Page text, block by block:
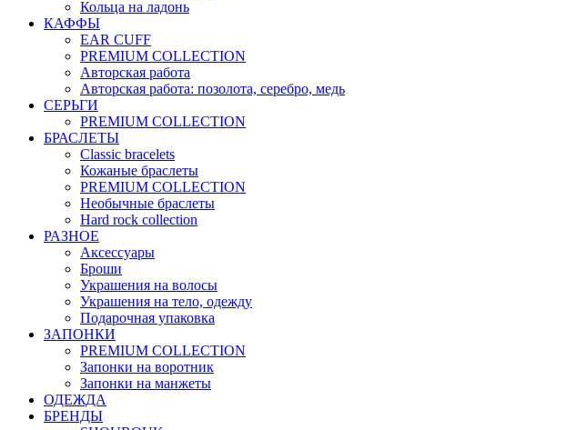
Кольца на ладонь
КАФФЫ
EAR CUFF
PREMIUM COLLECTION
Авторская работа
Авторская работа: позолота, серебро, медь
СЕРЬГИ
PREMIUM COLLECTION
БРАСЛЕТЫ
Classic bracelets
Кожаные браслеты
PREMIUM COLLECTION
Необычные браслеты
Hard rock collection
РАЗНОЕ
Аксессуары
Броши
Украшения на волосы
Украшения на тело, одежду
Подарочная упаковка
ЗАПОНКИ
PREMIUM COLLECTION
Запонки на воротник
Запонки на манжеты
ОДЕЖДА
БРЕНДЫ